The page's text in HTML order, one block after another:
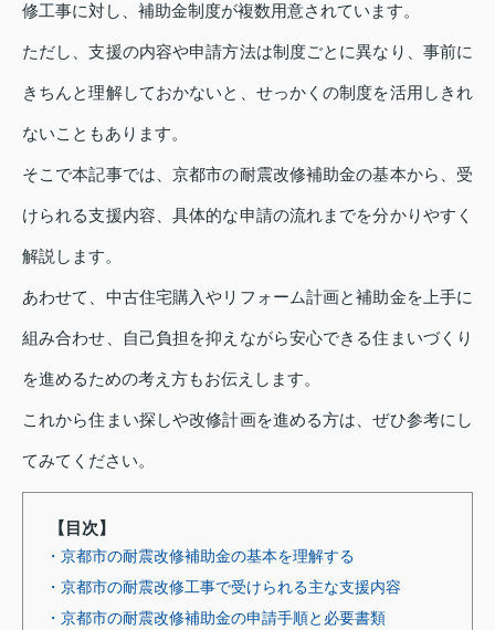
修工事に対し、補助金制度が複数用意されています。
ただし、支援の内容や申請方法は制度ごとに異なり、事前に
きちんと理解しておかないと、せっかくの制度を活用しきれ
ないこともあります。
そこで本記事では、京都市の耐震改修補助金の基本から、受
けられる支援内容、具体的な申請の流れまでを分かりやすく
解説します。
あわせて、中古住宅購入やリフォーム計画と補助金を上手に
組み合わせ、自己負担を抑えながら安心できる住まいづくり
を進めるための考え方もお伝えします。
これから住まい探しや改修計画を進める方は、ぜひ参考にし
てみてください。
【目次】
・京都市の耐震改修補助金の基本を理解する
・京都市の耐震改修工事で受けられる主な支援内容
・京都市の耐震改修補助金の申請手順と必要書類